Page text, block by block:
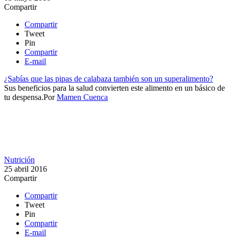
Compartir
Compartir
Tweet
Pin
Compartir
E-mail
¿Sabías que las pipas de calabaza también son un superalimento?
Sus beneficios para la salud convierten este alimento en un básico de
tu despensa.​PorMamen Cuenca
Nutrición
25 abril 2016
Compartir
Compartir
Tweet
Pin
Compartir
E-mail